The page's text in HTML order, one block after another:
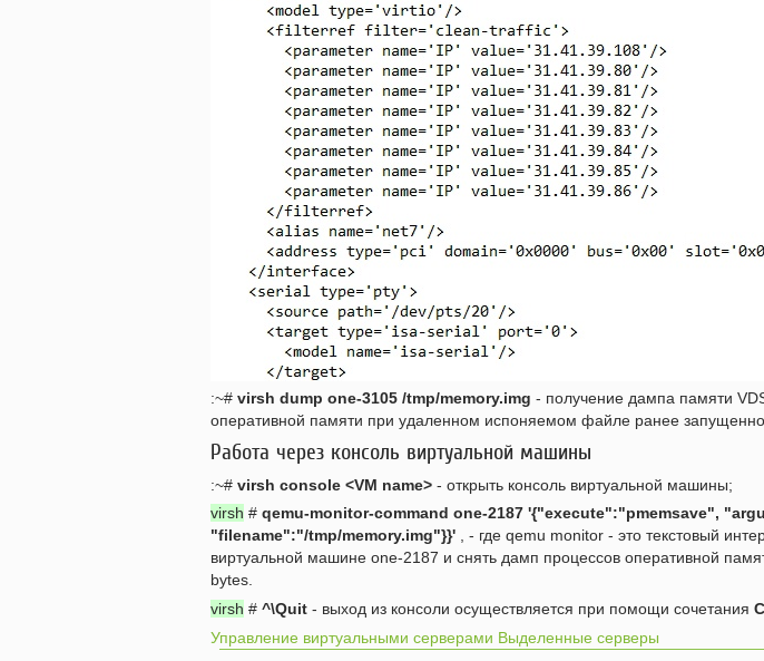
:~#virsh dump one-3105 /tmp/memory.img- получение дампа памяти
оперативной памяти при удаленном испоняемом файле ранее
Работа через консоль виртуальной машины
:~#virsh console <VM name>- открыть консоль виртуальной машины;
virsh #qemu-monitor-command one-2187 '{"execute":"pmemsave",
"filename":"/tmp/memory.img"}}' , - где qemu monitor - это текстовый
виртуальной машине one-2187 и снять дамп процессов оперативной
bytes.
virsh #^\Quit - выход из консоли осуществляется при помощи сочетания
Управление виртуальными серверами Выделенные серверы